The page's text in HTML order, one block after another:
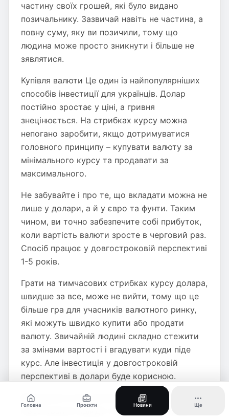
частину своїх грошей, які було видано
позичальнику. Зазвичай навіть не частина, а
повну суму, яку ви позичили, тому що
людина може просто зникнути і більше не
зявлятися.
Купівля валюти Це один із найпопулярніших
способів інвестиції для українців. Долар
постійно зростає у ціні, а гривня
знецінюється. На стрибках курсу можна
непогано заробити, якщо дотримуватися
головного принципу – купувати валюту за
мінімального курсу та продавати за
максимального.
Не забувайте і про те, що вкладати можна не
лише у долари, а й у євро та фунти. Таким
чином, ви точно забезпечите собі прибуток,
коли вартість валюти зросте в черговий раз.
Спосіб працює у довгостроковій перспективі
1-5 років.
Грати на тимчасових стрибках курсу долара,
швидше за все, може не вийти, тому що це
більше гра для учасників валютного ринку,
які можуть швидко купити або продати
валюту. Звичайній людині складно стежити
за змінами вартості і вгадувати куди піде
курс. Але інвестиція у довгостроковій
перспективі в долари буде корисною.
Вкладення в мистецтво та антикваріат Таке
інвестування підійде тільки якщо ви дійсно
Головна Проєкти Новини Ще